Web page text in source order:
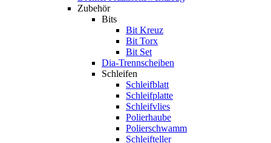
Zubehör
Bits
Bit Kreuz
Bit Torx
Bit Set
Dia-Trennscheiben
Schleifen
Schleifblatt
Schleifplatte
Schleifvlies
Polierhaube
Polierschwamm
Schleifteller